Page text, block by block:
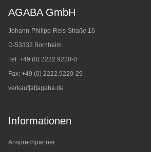
AGABA GmbH
Johann-Philipp-Reis-Straße 16
D-53332 Bornheim
Tel: +49 (0) 2222.9220-0
Fax: +49 (0) 2222.9220-29
verkauf[at]agaba.de
Informationen
Ansprechpartner